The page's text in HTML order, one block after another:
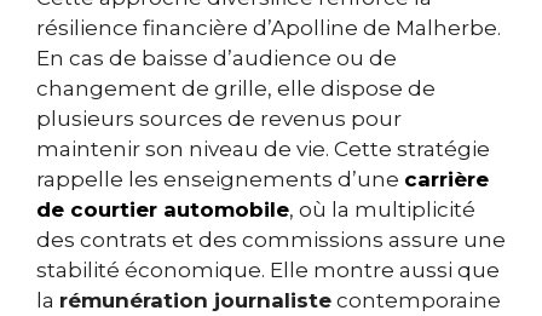
résilience financière d’Apolline de Malherbe.
En cas de baisse d’audience ou de
changement de grille, elle dispose de
plusieurs sources de revenus pour
maintenir son niveau de vie. Cette stratégie
rappelle les enseignements d’une carrière
de courtier automobile, où la multiplicité
des contrats et des commissions assure une
stabilité économique. Elle montre aussi que
la rémunération journaliste contemporaine